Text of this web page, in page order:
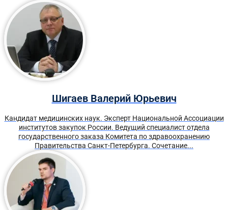
Шигаев Валерий Юрьевич
Кандидат медицинских наук. Эксперт Национальной Ассоциации
институтов закупок России. Ведущий специалист отдела
государственного заказа Комитета по здравоохранению
Правительства Санкт-Петербурга. Сочетание...